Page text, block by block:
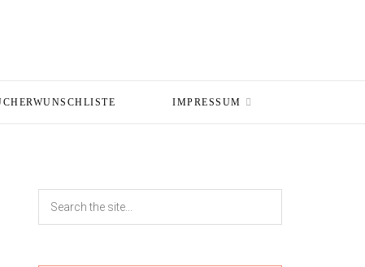
IMPRESSUM